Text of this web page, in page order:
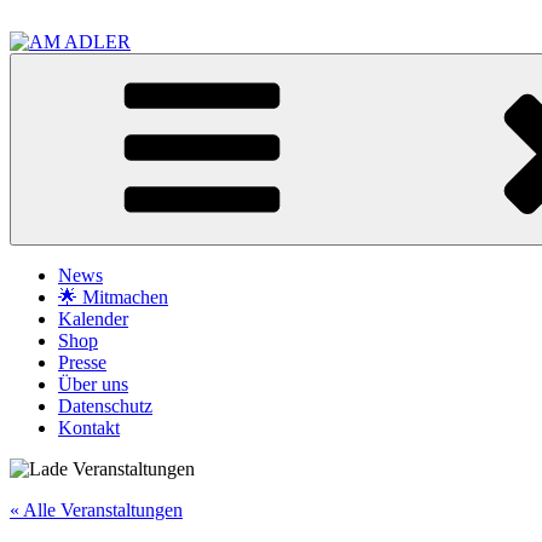
Inhalt
springen
Initiative für sozialen Stadtraum & Kommunikation
News
🌟 Mitmachen
Kalender
Shop
Presse
Über uns
Datenschutz
Kontakt
« Alle Veranstaltungen